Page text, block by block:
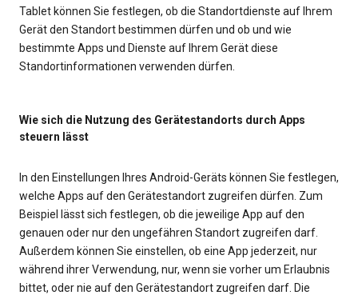
Tablet können Sie festlegen, ob die Standortdienste auf Ihrem
Gerät den Standort bestimmen dürfen und ob und wie
bestimmte Apps und Dienste auf Ihrem Gerät diese
Standortinformationen verwenden dürfen.
Wie sich die Nutzung des Gerätestandorts durch Apps
steuern lässt
In den Einstellungen Ihres Android-Geräts können Sie festlegen,
welche Apps auf den Gerätestandort zugreifen dürfen. Zum
Beispiel lässt sich festlegen, ob die jeweilige App auf den
genauen oder nur den ungefähren Standort zugreifen darf.
Außerdem können Sie einstellen, ob eine App jederzeit, nur
während ihrer Verwendung, nur, wenn sie vorher um Erlaubnis
bittet, oder nie auf den Gerätestandort zugreifen darf. Die